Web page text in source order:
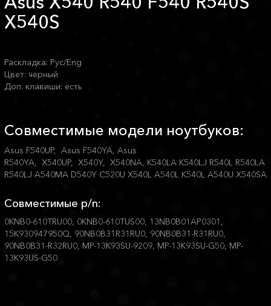
X540S
Раскладка: Рус/Eng
Цвет: черный
Доп. клавиши: есть
Совместимые модели ноутбуков:
Asus F540UP, Asus F540YA, Asus
R540YA, X540UP, X540Y, X540NA, K540LA K540LJ R540L R540LA
R540LJ A540MA D540Y C520U X540L A540L K540L A540U X540SA
Совместимые p/n:
0KNB0-610TRU00, 0KNB0-610TUS00, 13NB0B01AP0301,
15K930947950Q, 90NB0B31R31RU0, 90NB0B31-R31RU0,
90NB0B31-R32RU0, MP-13K93SU-9209, MP-13K93SU-G50, MP-
13K93US-G50